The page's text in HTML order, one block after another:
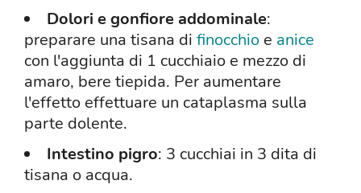
Dolori e gonfiore addominale:
preparare una tisana di finocchio e anice
con l'aggiunta di 1 cucchiaio e mezzo di
amaro, bere tiepida. Per aumentare
l'effetto effettuare un cataplasma sulla
parte dolente.
Intestino pigro: 3 cucchiai in 3 dita di
tisana o acqua.